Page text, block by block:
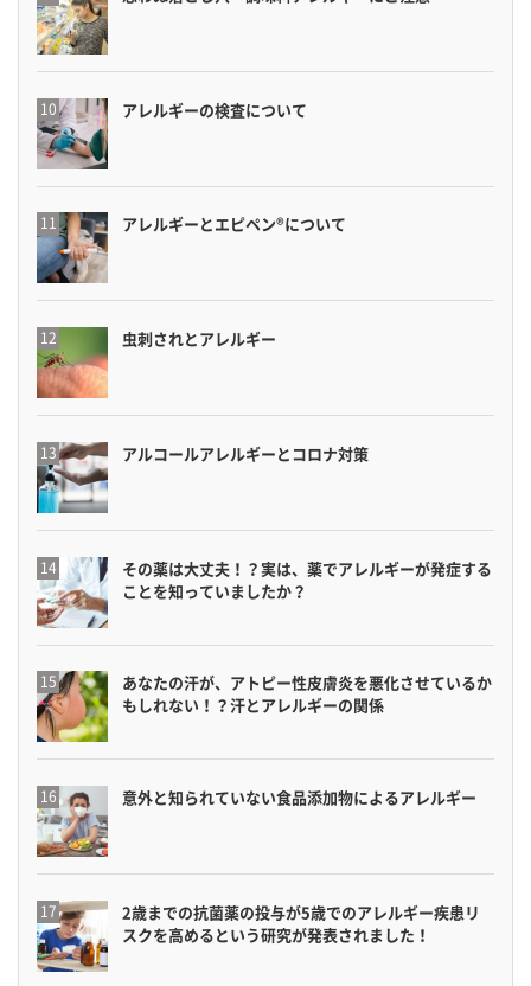
アレルギーの検査について
アレルギーとエピペン®について
虫刺されとアレルギー
アルコールアレルギーとコロナ対策
その薬は大丈夫！？実は、薬でアレルギーが発症する
ことを知っていましたか？
あなたの汗が、アトピー性皮膚炎を悪化させているか
もしれない！？汗とアレルギーの関係
意外と知られていない食品添加物によるアレルギー
2歳までの抗菌薬の投与が5歳でのアレルギー疾患リ
スクを高めるという研究が発表されました！